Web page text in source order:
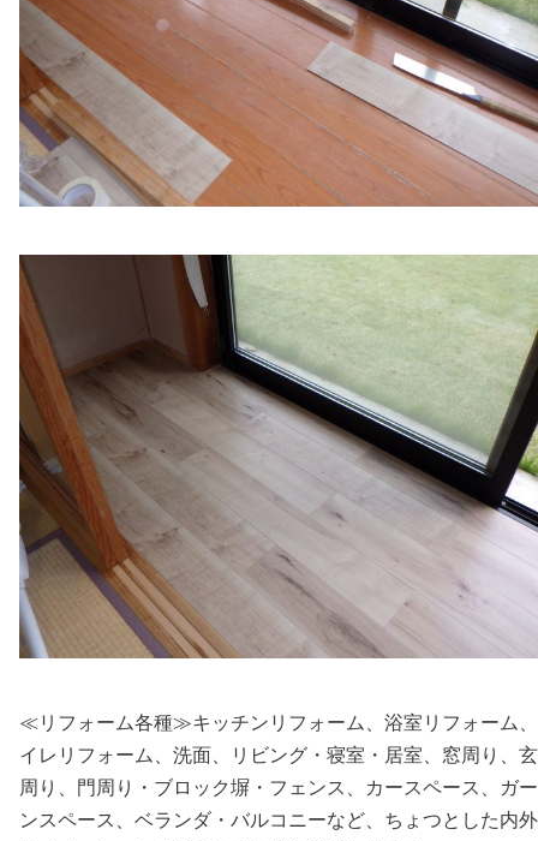
≪リフォーム各種≫キッチンリフォーム、浴室リフォーム
イレリフォーム、洗面、リビング・寝室・居室、窓周り、
周り、門周り・ブロック塀・フェンス、カースペース、ガ
ンスペース、ベランダ・バルコニーなど、ちょつとした内